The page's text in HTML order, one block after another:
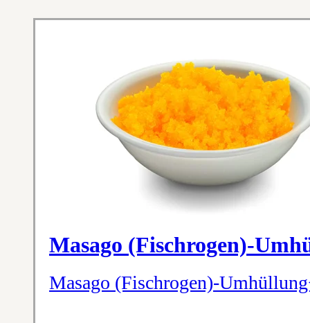
Masago (Fischrogen)-
Masago (Fischrogen)-